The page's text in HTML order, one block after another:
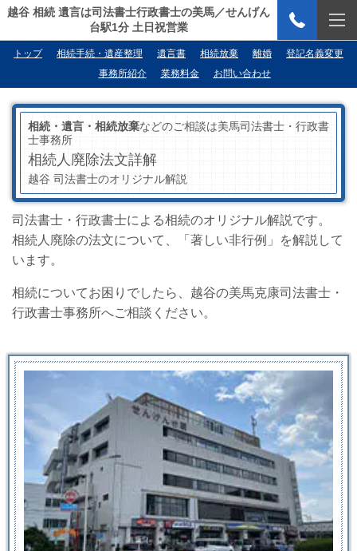
越谷 相続 遺言は司法書士行政書士の美馬／せんげん
台駅1分 土日祝営業
トップ 相続手続・遺産整理 遺言書 相続放棄 離婚
登記名義変更
事務所紹介
業務料金 お問い合わせ
相続・遺言・相続放棄などのご相談は美馬司法書士・行政書
士事務所
相続人廃除法文詳解
越谷 司法書士のオリジナル解説
司法書士・行政書士による相続のオリジナル解説です。
相続人廃除の法文について、「著しい非行例」を解説して
います。
相続についてお困りでしたら、越谷の美馬克康司法書士・
行政書士事務所へご相談ください。